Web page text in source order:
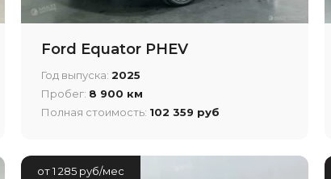
Ford Equator PHEV
Год выпуска: 2025
Пробег: 8 900 км
Полная стоимость: 102 359 руб
от 1 285 руб/мес